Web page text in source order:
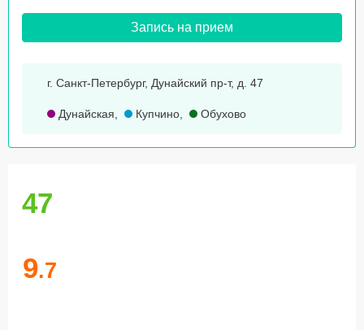
Запись на прием
г. Санкт-Петербург, Дунайский пр-т, д. 47
Дунайская, Купчино, Обухово
47
9.7